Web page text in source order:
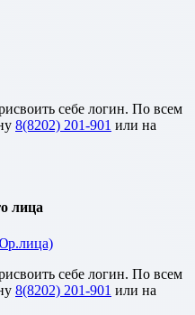
себе логин. По всем
8(8202) 201-901 или на
лица
себе логин. По всем
8(8202) 201-901 или на